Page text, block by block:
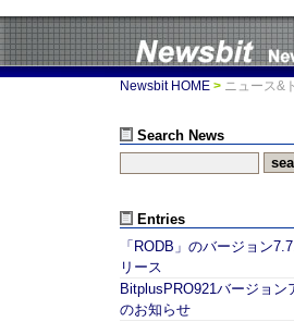
Newsbit HOME > ニュース&
Search News
Entries
「RODB」のバージョン
リース
BitplusPRO921バージョン
のお知らせ